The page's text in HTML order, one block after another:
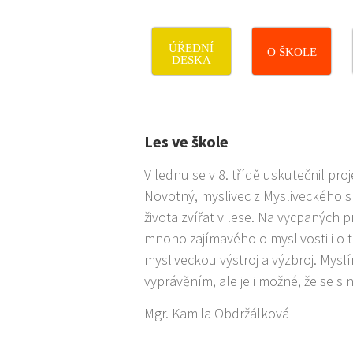
ÚŘEDNÍ
DESKA
O ŠKOLE
Les ve škole
V lednu se v 8. třídě uskutečnil
Novotný, myslivec z Mysliveckého
života zvířat v lese. Na vycpaných
mnoho zajímavého o myslivosti i
mysliveckou výstroj a výzbroj.
vyprávěním, ale je i možné, že se
Mgr. Kamila Obdržálková